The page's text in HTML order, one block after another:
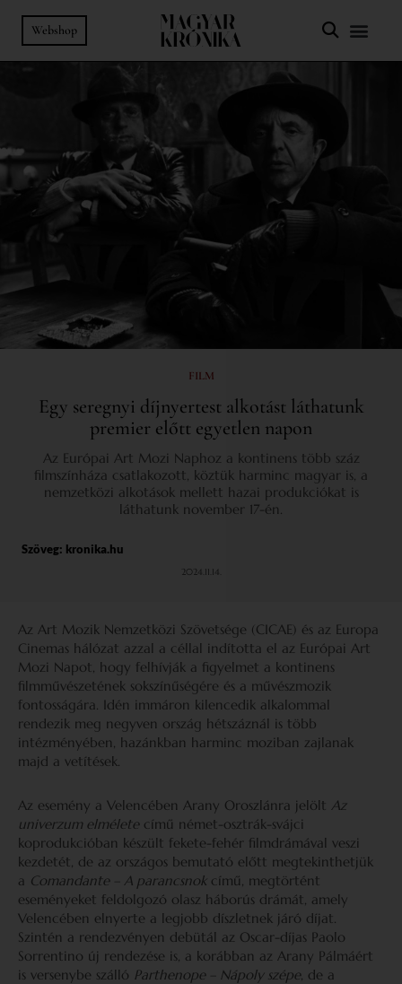
Webshop
FILM
Egy seregnyi díjnyertest alkotást láthatunk
premier előtt egyetlen napon
Az Európai Art Mozi Naphoz a kontinens több száz
filmszínháza csatlakozott, köztük harminc magyar is, a
nemzetközi alkotások mellett hazai produkciókat is
láthatunk november 17-én.
Szöveg: kronika.hu
2024.11.14.
Az Art Mozik Nemzetközi Szövetsége (CICAE) és az Europa
Cinemas hálózat azzal a céllal indította el az Európai Art
Mozi Napot, hogy felhívják a figyelmet a kontinens
filmművészetének sokszínűségére és a művészmozik
fontosságára. Idén immáron kilencedik alkalommal
rendezik meg negyven ország hétszáznál is több
intézményében, hazánkban harminc moziban zajlanak
majd a vetítések.
Az esemény a Velencében Arany Oroszlánra jelölt Az
univerzum elméletecímű német-osztrák-svájci
koprodukcióban készült fekete-fehér filmdrámával veszi
kezdetét, de az országos bemutató előtt megtekinthetjük
a Comandante – A parancsnok című, megtörtént
eseményeket feldolgozó olasz háborús drámát, amely
Velencében elnyerte a legjobb díszletnek járó díjat.
Szintén a rendezvényen debütál az Oscar-díjas Paolo
Sorrentino új rendezése is, a korábban az Arany Pálmáért
is versenybe szálló Parthenope – Nápoly szépe, de a